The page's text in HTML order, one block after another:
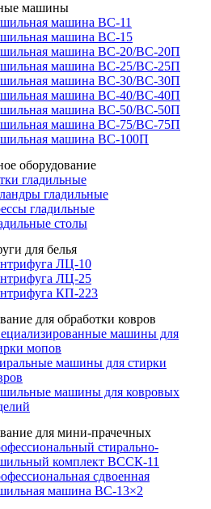
машины
машина ВС-11
машина ВС-15
машина ВС-20/ВС-20П
машина ВС-25/ВС-25П
машина ВС-30/ВС-30П
машина ВС-40/ВС-40П
машина ВС-50/ВС-50П
машина ВС-75/ВС-75П
машина ВС-100П
оборудование
гладильные
гладильные
гладильные
столы
для белья
ЛЦ-10
ЛЦ-25
КП-223
для обработки ковров
машины для
мопов
машины для стирки
машины для ковровых
для мини-прачечных
стирально-
комплект ВССК-11
сдвоенная
машина ВС-13×2